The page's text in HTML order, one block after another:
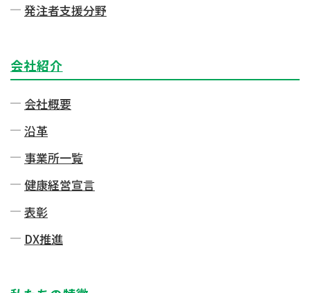
発注者⽀援分野
会社紹介
会社概要
沿革
事業所一覧
健康経営宣言
表彰
DX推進